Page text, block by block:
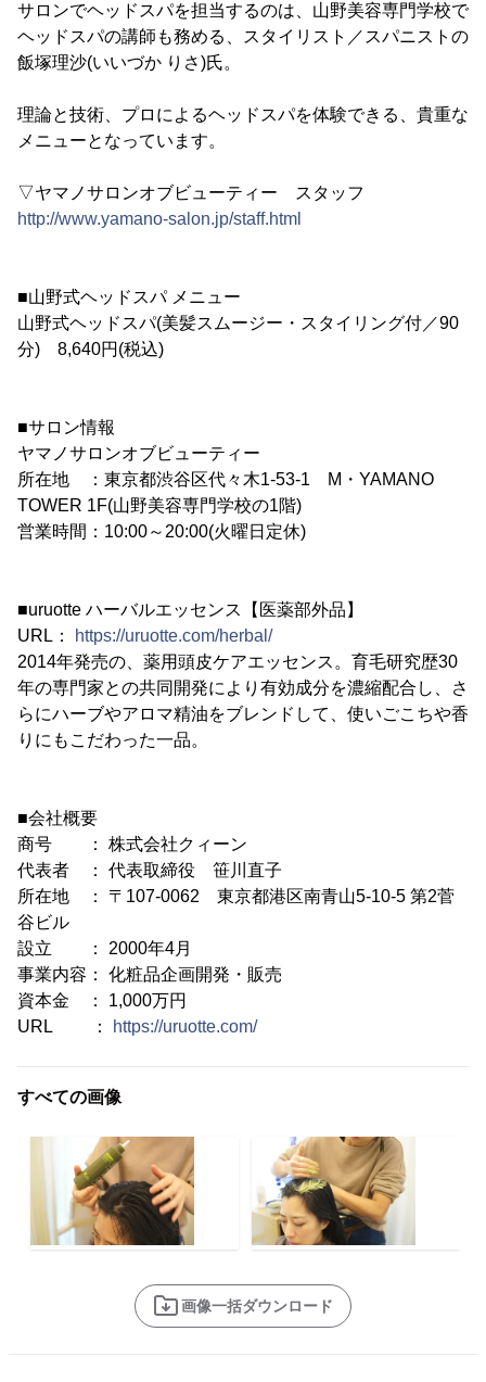
サロンでヘッドスパを担当するのは、山野美容専門学校で
ヘッドスパの講師も務める、スタイリスト／スパニストの
飯塚理沙(いいづか りさ)氏。
理論と技術、プロによるヘッドスパを体験できる、貴重な
メニューとなっています。
▽ヤマノサロンオブビューティー スタッフ
http://www.yamano-salon.jp/staff.html
■山野式ヘッドスパ メニュー
山野式ヘッドスパ(美髪スムージー・スタイリング付／90
分) 8,640円(税込)
■サロン情報
ヤマノサロンオブビューティー
所在地 ：東京都渋谷区代々木1-53-1 M・YAMANO
TOWER 1F(山野美容専門学校の1階)
営業時間：10:00～20:00(火曜日定休)
■uruotte ハーバルエッセンス【医薬部外品】
URL：
https://uruotte.com/herbal/
2014年発売の、薬用頭皮ケアエッセンス。育毛研究歴30
年の専門家との共同開発により有効成分を濃縮配合し、さ
らにハーブやアロマ精油をブレンドして、使いごこちや香
りにもこだわった一品。
■会社概要
商号 ： 株式会社クィーン
代表者 ： 代表取締役 笹川直子
所在地 ： 〒107-0062 東京都港区南青山5-10-5 第2菅
谷ビル
設立 ： 2000年4月
事業内容： 化粧品企画開発・販売
資本金 ： 1,000万円
URL ：
https://uruotte.com/
すべての画像
画像一括ダウンロード